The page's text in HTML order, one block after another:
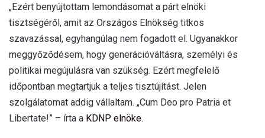
„Ezért benyújtottam lemondásomat a párt elnöki
tisztségéről, amit az Országos Elnökség titkos
szavazással, egyhangúlag nem fogadott el. Ugyanakkor
meggyőződésem, hogy generációváltásra, személyi és
politikai megújulásra van szükség. Ezért megfelelő
időpontban megtartjuk a teljes tisztújítást. Jelen
szolgálatomat addig vállaltam. „Cum Deo pro Patria et
Libertate!” – írta a KDNP elnöke.